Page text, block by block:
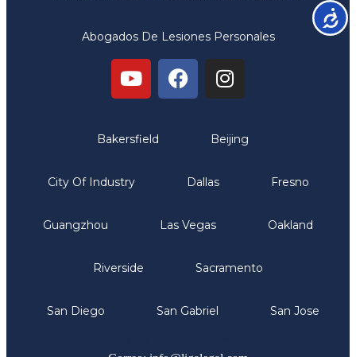
Abogados De Lesiones Personales
Bakersfield Beijing
City Of Industry Dallas Fresno
Guangzhou Las Vegas Oakland
Riverside Sacramento
San Diego San Gabriel San Jose